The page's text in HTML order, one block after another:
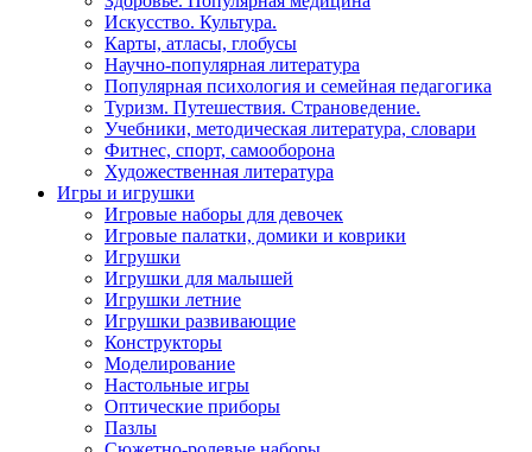
Искусство. Культура.
Карты, атласы, глобусы
Научно-популярная литература
Популярная психология и семейная педагогика
Туризм. Путешествия. Страноведение.
Учебники, методическая литература, словари
Фитнес, спорт, самооборона
Художественная литература
Игры и игрушки
Игровые наборы для девочек
Игровые палатки, домики и коврики
Игрушки
Игрушки для малышей
Игрушки летние
Игрушки развивающие
Конструкторы
Моделирование
Настольные игры
Оптические приборы
Пазлы